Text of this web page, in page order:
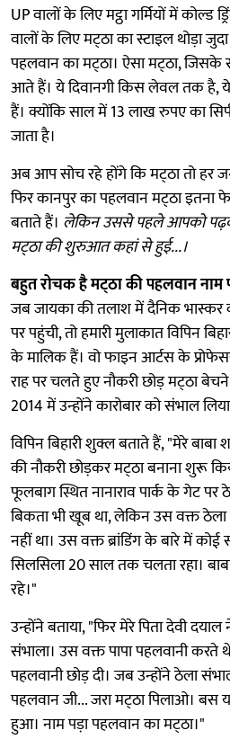
UP वालों के लिए मट्ठा गर्मियों में कोल्ड
वालों के लिए मट्‌ठा का स्टाइल थोड़ा
पहलवान का मट्‌ठा। ऐसा मट्‌ठा,
आते हैं। ये दिवानगी किस लेवल तक
हैं। क्योंकि साल में 13 लाख रुपए का
जाता है।
अब आप सोच रहे होंगे कि मट्‌ठा तो हर
फिर कानपुर का पहलवान मट्‌ठा
बताते हैं। लेकिन उससे पहले आपको
मट्‌ठा की शुरुआत कहां से हुई...।
बहुत रोचक है मट्‌ठा की पहलवान नाम
जब जायका की तलाश में दैनिक भास्कर
पर पहुंची, तो हमारी मुलाकात विपिन
के मालिक हैं। वो फाइन आर्टस के
राह पर चलते हुए नौकरी छोड़ मट्‌ठा
2014 में उन्होंने कारोबार को संभाल
विपिन बिहारी शुक्ल बताते हैं, "मेरे
की नौकरी छोड़कर मट्‌ठा बनाना शुरू
फूलबाग स्थित नानाराव पार्क के गेट
बिकता भी खूब था, लेकिन उस वक्त ठेला
नहीं था। उस वक्त ब्रांडिंग के बारे में कोई
सिलसिला 20 साल तक चलता रहा।
रहे।"
उन्होंने बताया, "फिर मेरे पिता देवी
संभाला। उस वक्त पापा पहलवानी करते
पहलवानी छोड़ दी। जब उन्होंने ठेला
पहलवान जी... जरा मट्‌ठा पिलाओ। बस
हुआ। नाम पड़ा पहलवान का मट्‌ठा।"